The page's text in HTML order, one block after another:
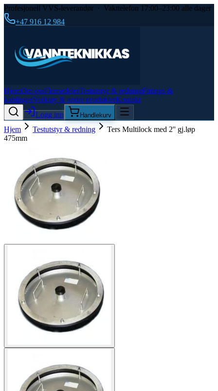
Profesjonell VVS-leverandør · Vakttelefon 17:00–23:00 alle dager
+47 916 12 984
HjemOm ossFlensedelerTestutstyr & redningFittings &
koblingerVerktøy & andre produkterKontakt
Logg inn
Handlekurv
Hjem Testutstyr & redning
Ters Multilock med 2'' gj.løp
475mm